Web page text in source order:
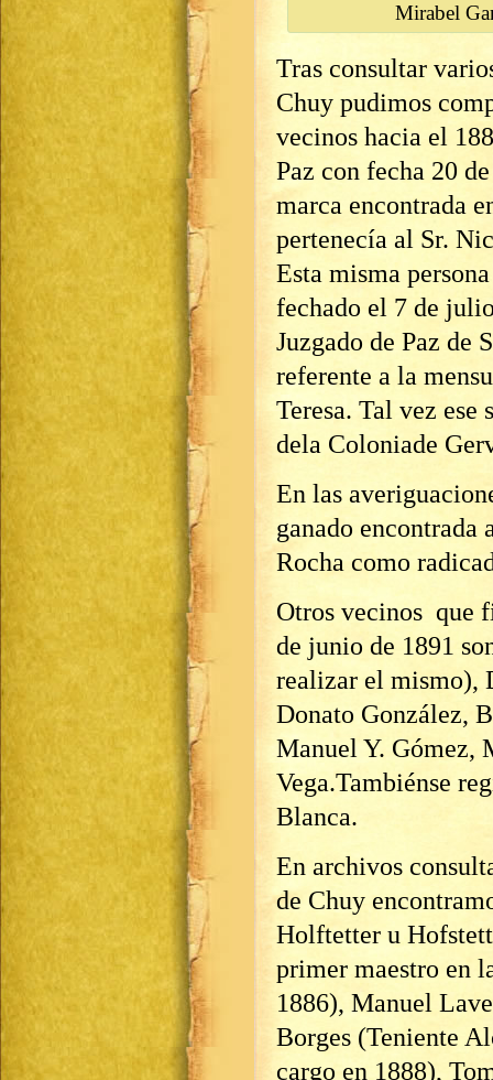
Mirabel
Tras consultar
Chuy pudimos
vecinos hacia el
Paz con fecha 20
marca encontrada
pertenecía al Sr.
Esta misma
fechado el 7 de
Juzgado de Paz de
referente a la
Teresa. Tal vez ese
dela Coloniade
En las
ganado encontrada
Rocha como
Otros vecinos que
de junio de 1891
realizar el mismo),
Donato González,
Manuel Y. Gómez,
Vega.Tambiénse
Blanca.
En archivos
de Chuy
Holftetter u
primer maestro en
1886), Manuel
Borges (Teniente
cargo en 1888),